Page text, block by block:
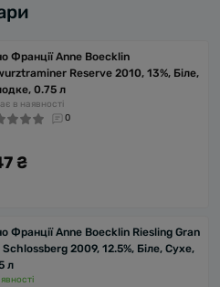
Франції Anne Boecklin
Reserve 2010, 13%, Біле,
0.75 л
в наявності
0
₴
Франції Anne Boecklin Riesling Gran
Schlossberg 2009, 12.5%, Біле, Сухе,
л